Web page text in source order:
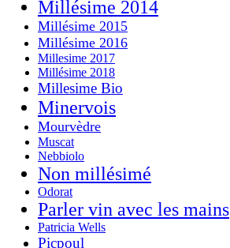
Millésime 2014
Millésime 2015
Millésime 2016
Millesime 2017
Millésime 2018
Millesime Bio
Minervois
Mourvèdre
Muscat
Nebbiolo
Non millésimé
Odorat
Parler vin avec les mains
Patricia Wells
Picpoul